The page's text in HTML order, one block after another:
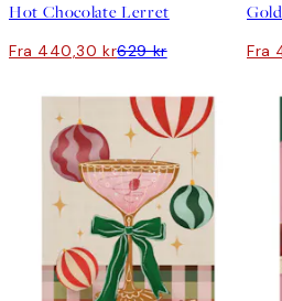
Hot Chocolate Lerret
Fra 440,30 kr629 kr Fra